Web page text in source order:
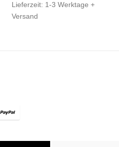
Lieferzeit: 1-3 Werktage +
Versand